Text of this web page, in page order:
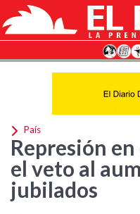
País
Represión
el veto al
jubilados